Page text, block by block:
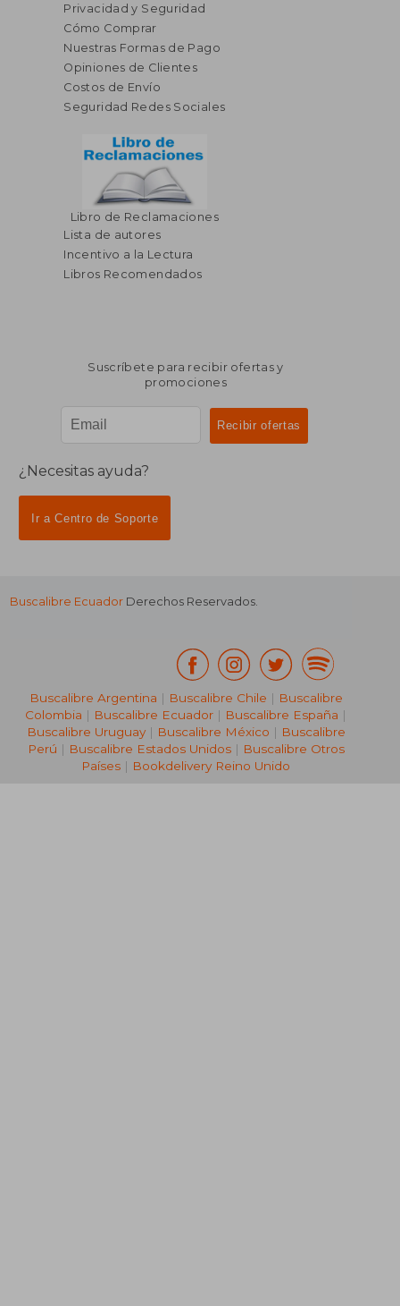
40%
dcto.
$ 325.86
$ 195.52
Privacidad y Seguridad
Cómo Comprar
Nuestras Formas de Pago
Opiniones de Clientes
Costos de Envío
Seguridad Redes Sociales
Libro de Reclamaciones
Lista de autores
Incentivo a la Lectura
Libros Recomendados
Suscríbete para recibir ofertas y
promociones
¿Necesitas ayuda?
Ir a Centro de Soporte
Buscalibre Ecuador Derechos Reservados.
Buscalibre Argentina | Buscalibre Chile | Buscalibre
Colombia | Buscalibre Ecuador | Buscalibre España |
Buscalibre Uruguay| Buscalibre México | Buscalibre
Perú | Buscalibre Estados Unidos| Buscalibre Otros
Países | Bookdelivery Reino Unido